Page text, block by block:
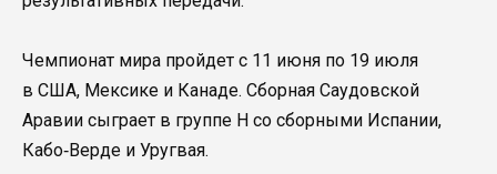
Чемпионат мира пройдет c 11 июня по 19 июля
в США, Мексике и Канаде. Сборная Саудовской
Аравии сыграет в группе Н со сборными Испании,
Кабо‑Верде и Уругвая.